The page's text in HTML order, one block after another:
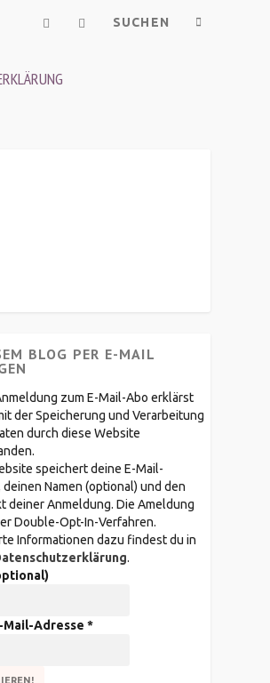
BLOG PER E-MAIL
zum E-Mail-Abo erklärst
der Speicherung und Verarbeitung
durch diese Website
speichert deine E-Mail-
deinen Namen (optional) und den
deiner Anmeldung. Die Ameldung
Double-Opt-In-Verfahren.
Informationen dazu findest du in
.
Mail-Adresse*